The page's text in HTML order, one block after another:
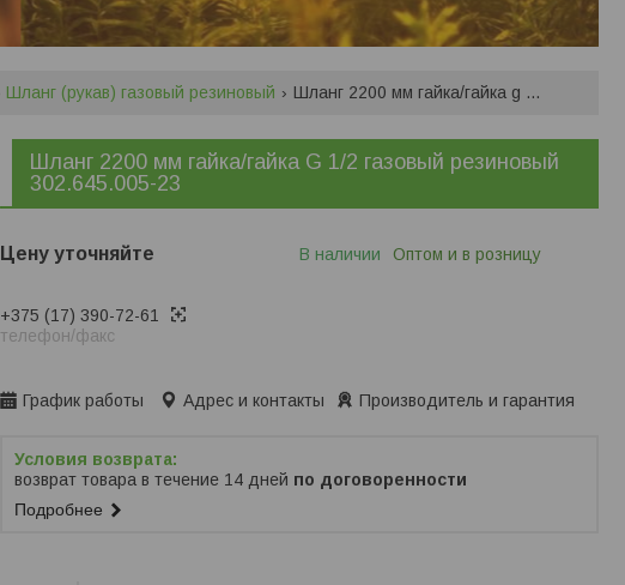
Шланг (рукав) газовый резиновый Шланг 2200 мм гайка/гайка g 1/2 газовый резиновый 302.645.005-23
Шланг 2200 мм гайка/гайка G 1/2 газовый резиновый
302.645.005-23
Цену уточняйте В наличии Оптом и в розницу
+375 (17) 390-72-61
телефон/факс
График работы
Адрес и контакты Производитель и гарантия
возврат товара в течение 14 дней по договоренности
Подробнее